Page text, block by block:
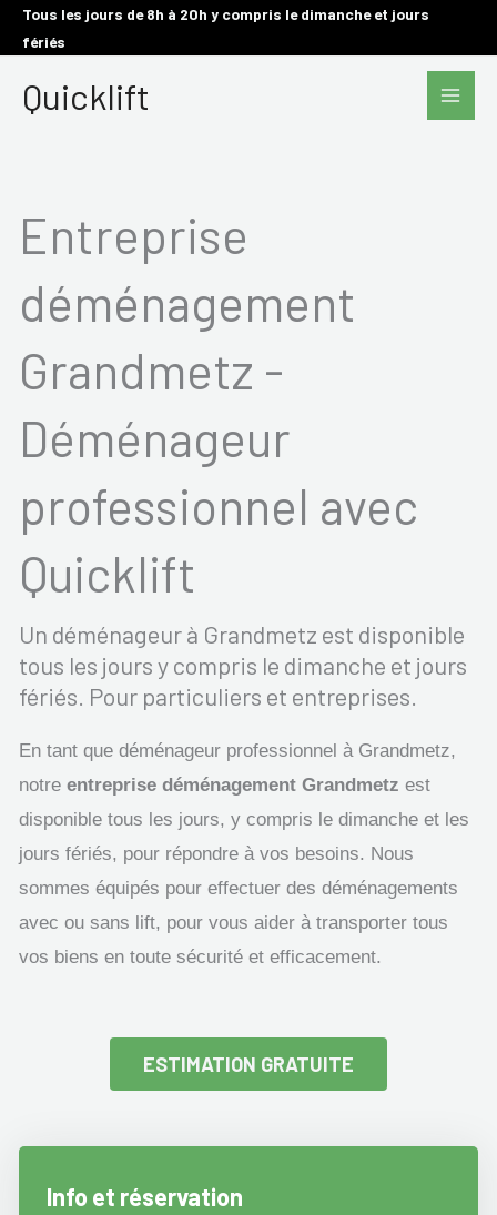
AllerTous les jours de 8h à 20h y compris le dimanche et jours
fériés
Quicklift
Main
Entreprise
déménagement
Grandmetz -
Déménageur
professionnel avec
Quicklift
Un déménageur à Grandmetz est disponible
tous les jours y compris le dimanche et jours
fériés. Pour particuliers et entreprises.
En tant que déménageur professionnel à Grandmetz,
notre entreprise déménagement Grandmetz est
disponible tous les jours, y compris le dimanche et les
jours fériés, pour répondre à vos besoins. Nous
sommes équipés pour effectuer des déménagements
avec ou sans lift, pour vous aider à transporter tous
vos biens en toute sécurité et efficacement.
ESTIMATION GRATUITE
Info et réservation